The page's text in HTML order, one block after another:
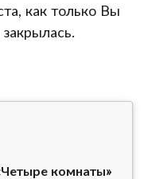
как только Вы
комнаты»